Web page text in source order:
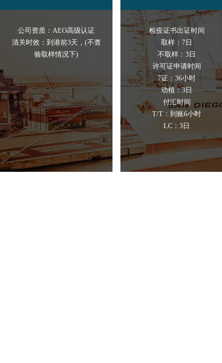
公司资质：AEO高级认证
清关时效：到港前3天，(不查
验取样情况下)
检疫证书出证时间
取样：7日
不取样：3日
许可证申请时间
7证：36小时
动植：3日
付汇时间
T/T：到账6小时
LC：3日